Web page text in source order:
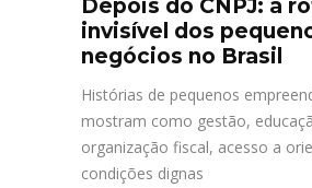
Depois do CNPJ: a
invisível dos
negócios no Brasil
Histórias de pequenos
mostram como gestão,
organização fiscal, acesso a
condições dignas